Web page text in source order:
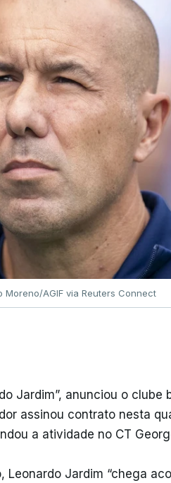
Moreno/AGIF via Reuters Connect
Jardim”, anunciou o clube
assinou contrato nesta
a atividade no CT
Leonardo Jardim “chega